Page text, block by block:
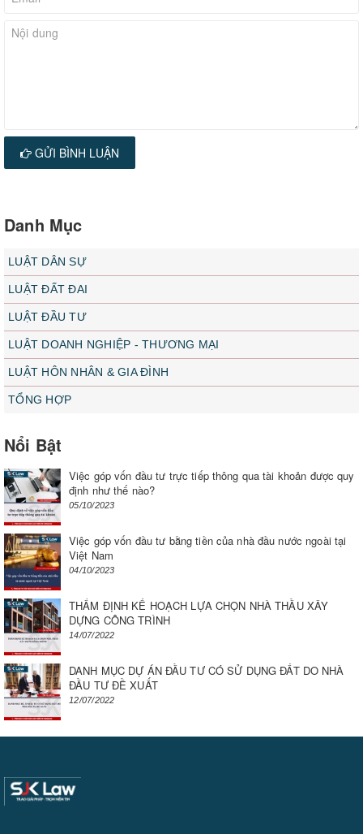
GỬI BÌNH LUẬN
Danh Mục
LUẬT DÂN SỰ
LUẬT ĐẤT ĐAI
LUẬT ĐẦU TƯ
LUẬT DOANH NGHIỆP - THƯƠNG MẠI
LUẬT HÔN NHÂN & GIA ĐÌNH
TỔNG HỢP
Nổi Bật
Việc góp vốn đầu tư trực tiếp thông qua tài khoản được quy
định như thế nào?
05/10/2023
Việc góp vốn đầu tư bằng tiền của nhà đầu nước ngoài tại
Việt Nam
04/10/2023
THẨM ĐỊNH KẾ HOẠCH LỰA CHỌN NHÀ THẦU XÂY
DỰNG CÔNG TRÌNH
14/07/2022
DANH MỤC DỰ ÁN ĐẦU TƯ CÓ SỬ DỤNG ĐẤT DO NHÀ
ĐẦU TƯ ĐỀ XUẤT
12/07/2022